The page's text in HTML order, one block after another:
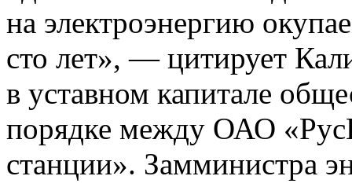
на электроэнергию
сто лет», — цитирует
в уставном капитале
порядке между ОАО
станции». Замминистра